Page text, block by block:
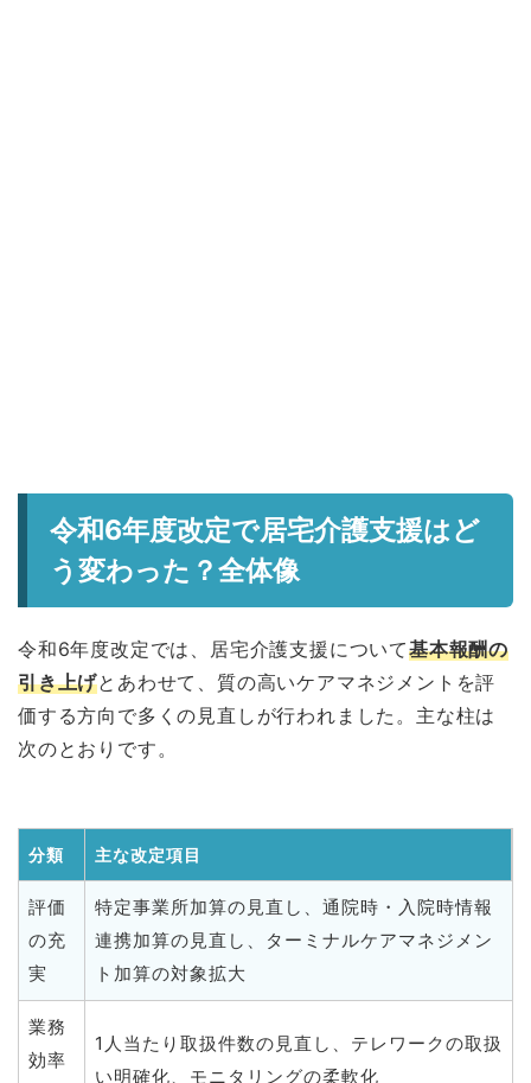
令和6年度改定で居宅介護支援はど
う変わった？全体像
令和6年度改定では、居宅介護支援について基本報酬の
引き上げとあわせて、質の高いケアマネジメントを評
価する方向で多くの見直しが行われました。主な柱は
次のとおりです。
分類 主な改定項目
評価
の充
実
特定事業所加算の見直し、通院時・入院時情報
連携加算の見直し、ターミナルケアマネジメン
ト加算の対象拡大
業務
効率
1人当たり取扱件数の見直し、テレワークの取扱
い明確化、モニタリングの柔軟化